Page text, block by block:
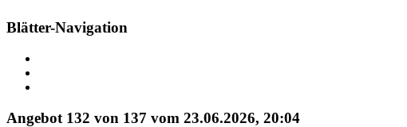
Blätter-Navigation
Angebot 132 von 137 vom 23.06.2026, 20:04